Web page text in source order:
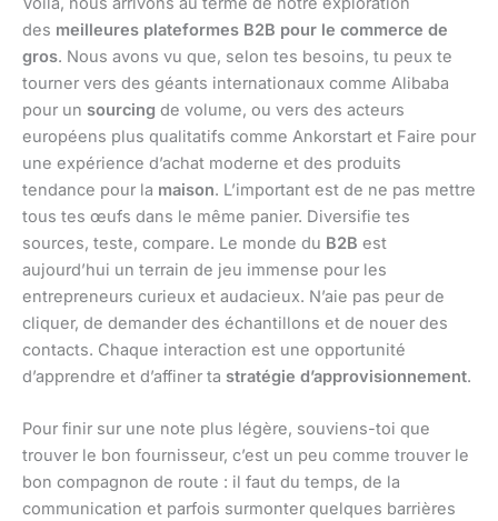
des meilleures plateformes B2B pour le commerce de
gros. Nous avons vu que, selon tes besoins, tu peux te
tourner vers des géants internationaux comme Alibaba
pour un sourcing de volume, ou vers des acteurs
européens plus qualitatifs comme Ankorstart et Faire pour
une expérience d’achat moderne et des produits
tendance pour la maison. L’important est de ne pas mettre
tous tes œufs dans le même panier. Diversifie tes
sources, teste, compare. Le monde du B2B est
aujourd’hui un terrain de jeu immense pour les
entrepreneurs curieux et audacieux. N’aie pas peur de
cliquer, de demander des échantillons et de nouer des
contacts. Chaque interaction est une opportunité
d’apprendre et d’affiner ta stratégie d’approvisionnement.
Pour finir sur une note plus légère, souviens-toi que
trouver le bon fournisseur, c’est un peu comme trouver le
bon compagnon de route : il faut du temps, de la
communication et parfois surmonter quelques barrières